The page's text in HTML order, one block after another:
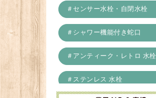
＃センサー水栓・自閉水栓
＃シャワー機能付き蛇口
＃アンティーク・レトロ 水栓
＃ステンレス 水栓